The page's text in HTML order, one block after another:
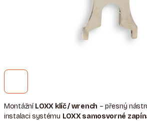
Montážní LOXX klíč / wrench – přesný
instalaci systému LOXX samosvorné